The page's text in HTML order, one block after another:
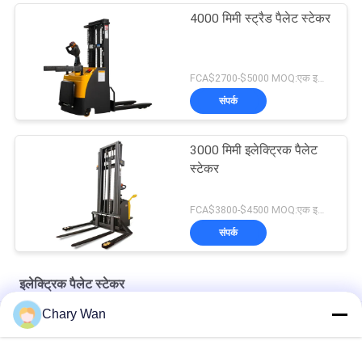
4000 मिमी स्ट्रैड पैलेट स्टेकर
FCA$2700-$5000 MOQ:एक इकाई
संपर्क
3000 मिमी इलेक्ट्रिक पैलेट
स्टेकर
संपर्क
इलेक्ट्रिक पैलेट स्टेकर
लो रूफ केएडी फ्री लिफ्टिंग 2000 किग्रा इलेक्ट्रिक पैलेट स्टेकर
Chary Wan